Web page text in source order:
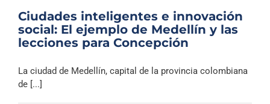
Ciudades inteligentes e innovación
social: El ejemplo de Medellín y las
lecciones para Concepción
La ciudad de Medellín, capital de la provincia colombiana
de [...]